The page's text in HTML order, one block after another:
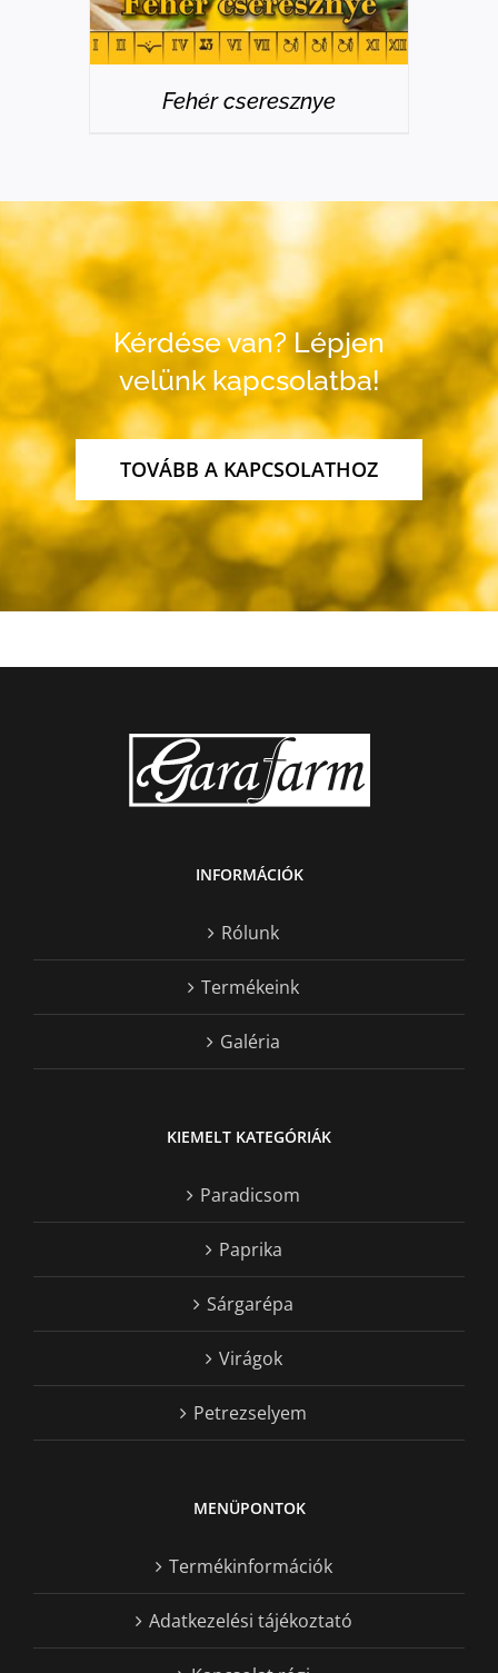
Fehér cseresznye
Kérdése van? Lépjen
velünk kapcsolatba!
TOVÁBB A KAPCSOLATHOZ
INFORMÁCIÓK
Rólunk
Termékeink
Galéria
KIEMELT KATEGÓRIÁK
Paradicsom
Paprika
Sárgarépa
Virágok
Petrezselyem
MENÜPONTOK
Termékinformációk
Adatkezelési tájékoztató